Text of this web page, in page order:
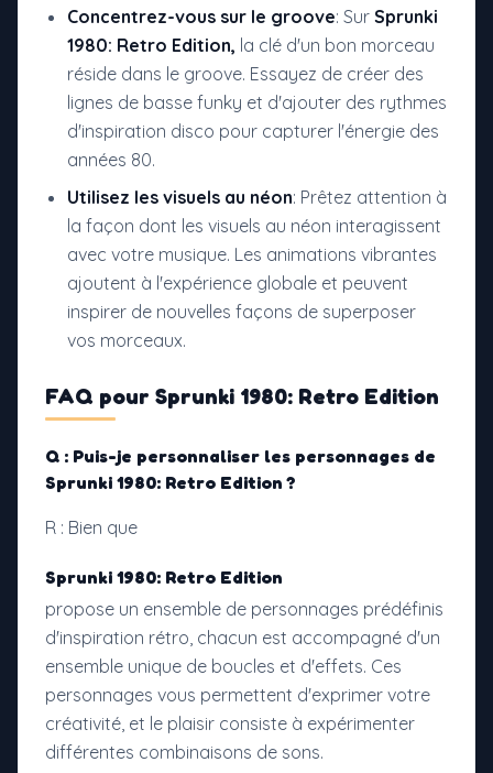
Concentrez-vous sur le groove: Sur Sprunki
1980: Retro Edition, la clé d'un bon morceau
réside dans le groove. Essayez de créer des
lignes de basse funky et d'ajouter des rythmes
d'inspiration disco pour capturer l'énergie des
années 80.
Utilisez les visuels au néon: Prêtez attention à
la façon dont les visuels au néon interagissent
avec votre musique. Les animations vibrantes
ajoutent à l'expérience globale et peuvent
inspirer de nouvelles façons de superposer
vos morceaux.
FAQ pour Sprunki 1980: Retro Edition
Q : Puis-je personnaliser les personnages de
Sprunki 1980: Retro Edition ?
R : Bien que
Sprunki 1980: Retro Edition
propose un ensemble de personnages prédéfinis
d'inspiration rétro, chacun est accompagné d'un
ensemble unique de boucles et d'effets. Ces
personnages vous permettent d'exprimer votre
créativité, et le plaisir consiste à expérimenter
différentes combinaisons de sons.